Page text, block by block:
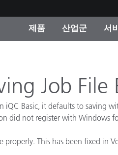
제품
진행중인 프
온라인 스토
산업군
소비재
서
Job File
iQC Basic, it defaults to saving
did not register with Windows
This has been fixed in